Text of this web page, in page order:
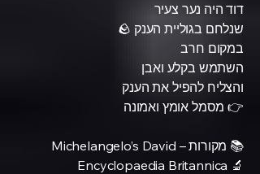
דוד היה נער צעיר
שנלחם בגוליית הענק 🪨
במקום חרב
השתמש בקלע ואבן
והצליח להפיל את הענק
👉 מסמל אומץ ואמונה
📚 מקורות – Michelangelo’s David
🔬 Encyclopaedia Britannica